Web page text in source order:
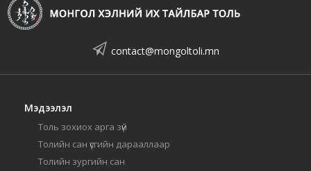
contact@mongoltoli.mn
Мэдээлэл
Толь зохиох арга зүй
Толийн сан үсгийн дарааллаар
Толийн зургийн сан